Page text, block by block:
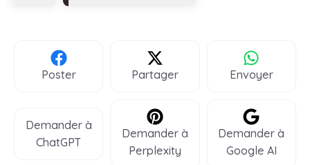
Poster Partager Envoyer
Demander à
ChatGPT
Demander à
Perplexity
Demander à
Google AI